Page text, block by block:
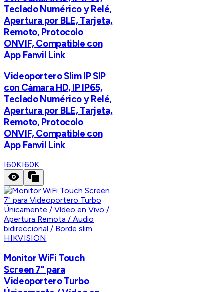
Teclado Numérico y Relé,
Apertura por BLE, Tarjeta,
Remoto, Protocolo
ONVIF, Compatible con
App Fanvil Link
Videoportero Slim IP SIP
con Cámara HD, IP IP65,
Teclado Numérico y Relé,
Apertura por BLE, Tarjeta,
Remoto, Protocolo
ONVIF, Compatible con
App Fanvil Link
I60KI60K
HIKVISION
Monitor WiFi Touch
Screen 7" para
Videoportero Turbo